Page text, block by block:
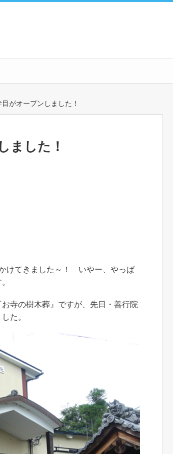
がオープンしました！
ました！
けてきました～！ いやー、やっぱ
寺の樹木葬』ですが、先日・善行院
た。